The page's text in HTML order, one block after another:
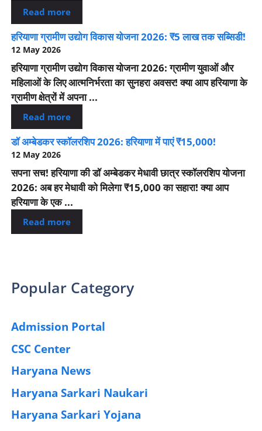
Read more
हरियाणा ग्रामीण उद्योग विकास योजना 2026: ₹5 लाख तक सब्सिडी!
12 May 2026
हरियाणा ग्रामीण उद्योग विकास योजना 2026: ग्रामीण युवाओं और
महिलाओं के लिए आत्मनिर्भरता का सुनहरा अवसर! क्या आप हरियाणा के
ग्रामीण क्षेत्रों में अपना ...
Read more
डॉ अम्बेडकर स्कॉलरशिप 2026: हरियाणा में पाएं ₹15,000!
12 May 2026
सपना सच! हरियाणा की डॉ अम्बेडकर मेधावी छात्र स्कॉलरशिप योजना
2026: अब हर मेधावी को मिलेगा ₹15,000 का सहारा! क्या आप
हरियाणा के एक ...
Read more
Popular Category
Admission Portal
CSC Center
Haryana News
Haryana Sarkari Naukari
Haryana Sarkari Yojana